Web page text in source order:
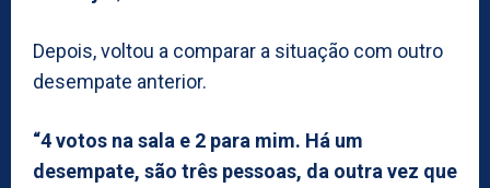
Depois, voltou a comparar a situação com outro
desempate anterior.
“4 votos na sala e 2 para mim. Há um
desempate, são três pessoas, da outra vez que